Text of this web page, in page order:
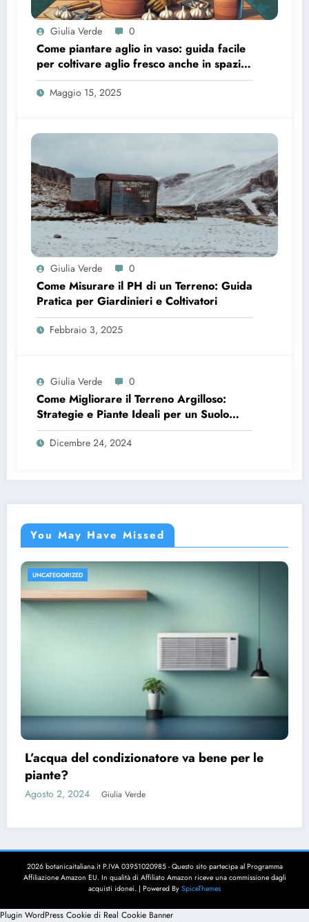
Giulia Verde 0
Come piantare aglio in vaso: guida facile
per coltivare aglio fresco anche in spazi
piccoli
Maggio 15, 2025
Giulia Verde 0
Come Misurare il PH di un Terreno: Guida
Pratica per Giardinieri e Coltivatori
Febbraio 3, 2025
Giulia Verde 0
Come Migliorare il Terreno Argilloso:
Strategie e Piante Ideali per un Suolo
Fertile
Dicembre 24, 2024
You May Have Missed
UNCATEGORIZED
L’acqua del condizionatore va bene per le
piante?
Agosto 2, 2024 Giulia Verde
2026 botanicaitaliana.it P.IVA 03951020985 - Questo sito partecipa al Programma
Affiliazione Amazon EU. In qualità di Affiliato Amazon riceve una commissione dagli
acquisti idonei. | Powered By SpiceThemes
Plugin WordPress Cookie di Real Cookie Banner